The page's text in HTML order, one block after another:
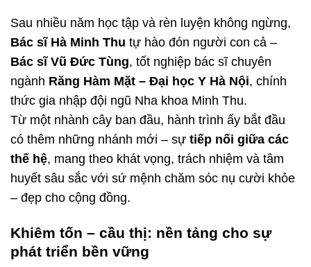
Sau nhiều năm học tập và rèn luyện không ngừng,
Bác sĩ Hà Minh Thu tự hào đón người con cả –
Bác sĩ Vũ Đức Tùng, tốt nghiệp bác sĩ chuyên
ngành Răng Hàm Mặt – Đại học Y Hà Nội, chính
thức gia nhập đội ngũ Nha khoa Minh Thu.
Từ một nhành cây ban đầu, hành trình ấy bắt đầu
có thêm những nhánh mới – sự tiếp nối giữa các
thế hệ, mang theo khát vọng, trách nhiệm và tâm
huyết sâu sắc với sứ mệnh chăm sóc nụ cười khỏe
– đẹp cho cộng đồng.
Khiêm tốn – cầu thị: nền tảng cho sự
phát triển bền vững